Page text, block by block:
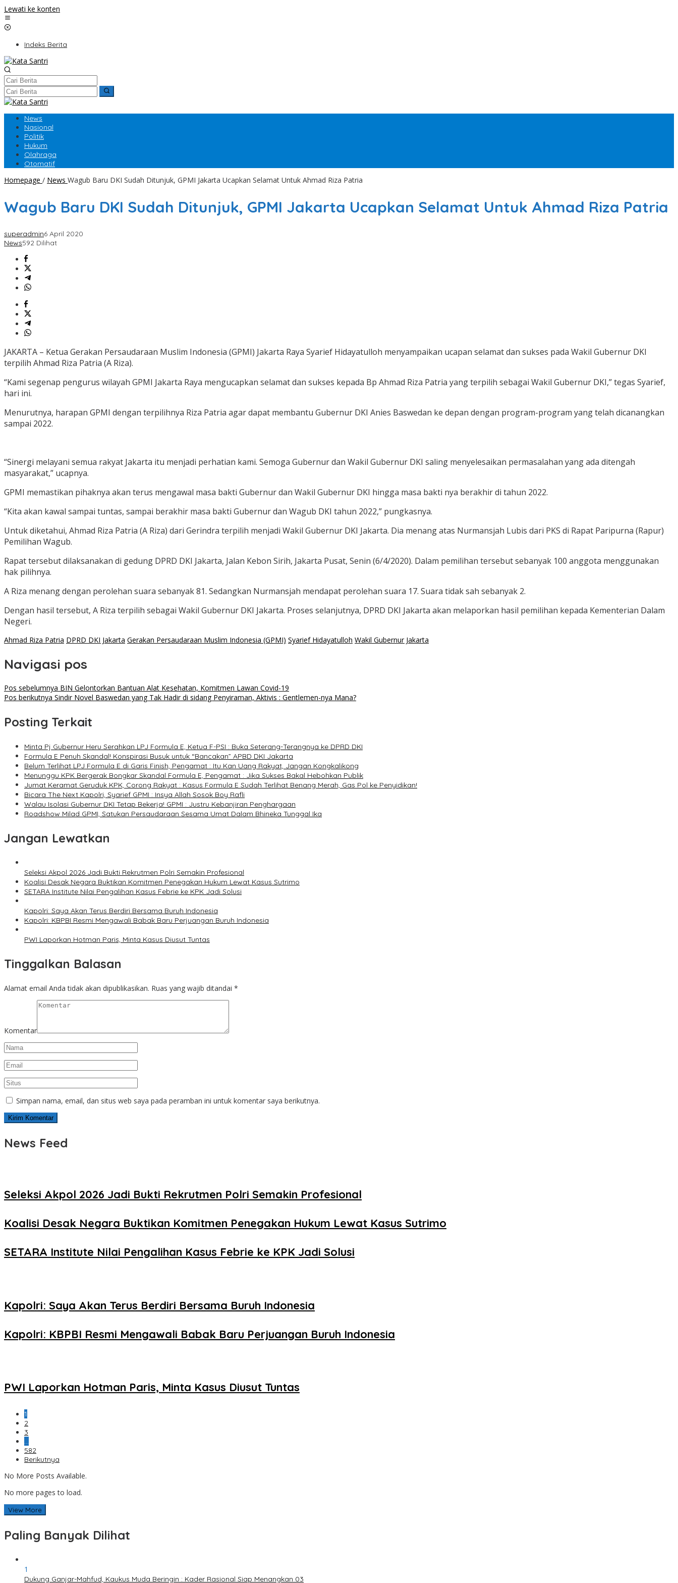
Lewati ke konten
Indeks Berita
News
Nasional
Politik
Hukum
Olahraga
Otomatif
Homepage / News Wagub Baru DKI Sudah Ditunjuk, GPMI Jakarta Ucapkan Selamat Untuk Ahmad Riza Patria
Wagub Baru DKI Sudah Ditunjuk, GPMI Jakarta Ucapkan Selamat Untuk Ahmad Riza Patria
superadmin6 April 2020
News592 Dilihat
JAKARTA – Ketua Gerakan Persaudaraan Muslim Indonesia (GPMI) Jakarta Raya Syarief Hidayatulloh menyampaikan ucapan selamat dan sukses pada Wakil Gubernur DKI
terpilih Ahmad Riza Patria (A Riza).
“Kami segenap pengurus wilayah GPMI Jakarta Raya mengucapkan selamat dan sukses kepada Bp Ahmad Riza Patria yang terpilih sebagai Wakil Gubernur DKI,” tegas Syarief,
hari ini.
Menurutnya, harapan GPMI dengan terpilihnya Riza Patria agar dapat membantu Gubernur DKI Anies Baswedan ke depan dengan program-program yang telah dicanangkan
sampai 2022.
“Sinergi melayani semua rakyat Jakarta itu menjadi perhatian kami. Semoga Gubernur dan Wakil Gubernur DKI saling menyelesaikan permasalahan yang ada ditengah
masyarakat,” ucapnya.
GPMI memastikan pihaknya akan terus mengawal masa bakti Gubernur dan Wakil Gubernur DKI hingga masa bakti nya berakhir di tahun 2022.
“Kita akan kawal sampai tuntas, sampai berakhir masa bakti Gubernur dan Wagub DKI tahun 2022,” pungkasnya.
Untuk diketahui, Ahmad Riza Patria (A Riza) dari Gerindra terpilih menjadi Wakil Gubernur DKI Jakarta. Dia menang atas Nurmansjah Lubis dari PKS di Rapat Paripurna (Rapur)
Pemilihan Wagub.
Rapat tersebut dilaksanakan di gedung DPRD DKI Jakarta, Jalan Kebon Sirih, Jakarta Pusat, Senin (6/4/2020). Dalam pemilihan tersebut sebanyak 100 anggota menggunakan
hak pilihnya.
A Riza menang dengan perolehan suara sebanyak 81. Sedangkan Nurmansjah mendapat perolehan suara 17. Suara tidak sah sebanyak 2.
Dengan hasil tersebut, A Riza terpilih sebagai Wakil Gubernur DKI Jakarta. Proses selanjutnya, DPRD DKI Jakarta akan melaporkan hasil pemilihan kepada Kementerian Dalam
Negeri.
Ahmad Riza Patria DPRD DKI Jakarta Gerakan Persaudaraan Muslim Indonesia (GPMI) Syarief Hidayatulloh Wakil Gubernur Jakarta
Navigasi pos
Pos sebelumnya BIN Gelontorkan Bantuan Alat Kesehatan, Komitmen Lawan Covid-19
Pos berikutnya Sindir Novel Baswedan yang Tak Hadir di sidang Penyiraman, Aktivis : Gentlemen-nya Mana?
Posting Terkait
Minta Pj Gubernur Heru Serahkan LPJ Formula E, Ketua F-PSI : Buka Seterang-Terangnya ke DPRD DKI
Formula E Penuh Skandal! Konspirasi Busuk untuk “Bancakan” APBD DKI Jakarta
Belum Terlihat LPJ Formula E di Garis Finish, Pengamat : Itu Kan Uang Rakyat, Jangan Kongkalikong
Menunggu KPK Bergerak Bongkar Skandal Formula E, Pengamat : Jika Sukses Bakal Hebohkan Publik
Jumat Keramat Geruduk KPK, Corong Rakyat : Kasus Formula E Sudah Terlihat Benang Merah, Gas Pol ke Penyidikan!
Bicara The Next Kapolri, Syarief GPMI : Insya Allah Sosok Boy Rafli
Walau Isolasi Gubernur DKI Tetap Bekerja! GPMI : Justru Kebanjiran Penghargaan
Roadshow Milad GPMI, Satukan Persaudaraan Sesama Umat Dalam Bhineka Tunggal Ika
Jangan Lewatkan
Seleksi Akpol 2026 Jadi Bukti Rekrutmen Polri Semakin Profesional
Koalisi Desak Negara Buktikan Komitmen Penegakan Hukum Lewat Kasus Sutrimo
SETARA Institute Nilai Pengalihan Kasus Febrie ke KPK Jadi Solusi
Kapolri: Saya Akan Terus Berdiri Bersama Buruh Indonesia
Kapolri: KBPBI Resmi Mengawali Babak Baru Perjuangan Buruh Indonesia
PWI Laporkan Hotman Paris, Minta Kasus Diusut Tuntas
Tinggalkan Balasan
Alamat email Anda tidak akan dipublikasikan. Ruas yang wajib ditandai *
Komentar
Simpan nama, email, dan situs web saya pada peramban ini untuk komentar saya berikutnya.
News Feed
Seleksi Akpol 2026 Jadi Bukti Rekrutmen Polri Semakin Profesional
Koalisi Desak Negara Buktikan Komitmen Penegakan Hukum Lewat Kasus Sutrimo
SETARA Institute Nilai Pengalihan Kasus Febrie ke KPK Jadi Solusi
Kapolri: Saya Akan Terus Berdiri Bersama Buruh Indonesia
Kapolri: KBPBI Resmi Mengawali Babak Baru Perjuangan Buruh Indonesia
PWI Laporkan Hotman Paris, Minta Kasus Diusut Tuntas
1
2
3
582
Berikutnya
No More Posts Available.
No more pages to load.
View More
Paling Banyak Dilihat
1
Dukung Ganjar-Mahfud, Kaukus Muda Beringin : Kader Rasional Siap Menangkan 03